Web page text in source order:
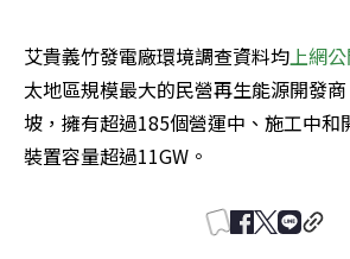
艾貴義竹發電廠環境調查資料均上網
太地區規模最大的民營再生能源開發
坡，擁有超過185個營運中、施工中和
裝置容量超過11GW。